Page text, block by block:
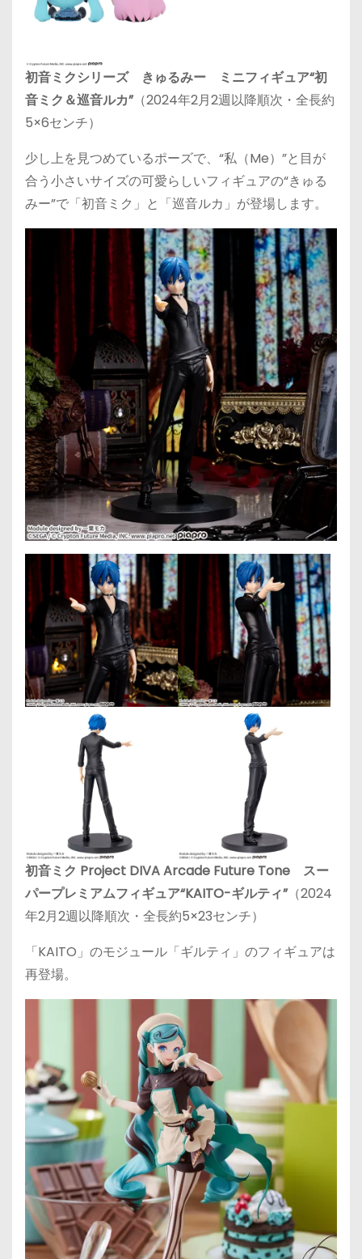
初音ミクシリーズ きゅるみー ミニフィギュア“初
音ミク＆巡音ルカ”（2024年2月2週以降順次・全長約
5×6センチ）
少し上を見つめているポーズで、“私（Me）”と目が
合う小さいサイズの可愛らしいフィギュアの“きゅる
みー”で「初音ミク」と「巡音ルカ」が登場します。
初音ミク Project DIVA Arcade Future Tone スー
パープレミアムフィギュア“KAITO-ギルティ”（2024
年2月2週以降順次・全長約5×23センチ）
「KAITO」のモジュール「ギルティ」のフィギュアは
再登場。